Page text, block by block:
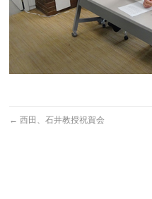
← 西田、石井教授祝賀会